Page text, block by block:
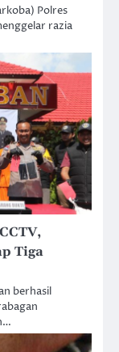
Polres
razia
Tiga
berhasil